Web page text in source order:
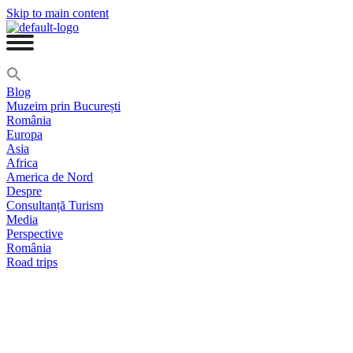
Skip to main content
Blog
Muzeim prin București
România
Europa
Asia
Africa
America de Nord
Despre
Consultanță Turism
Media
Perspective
România
Road trips